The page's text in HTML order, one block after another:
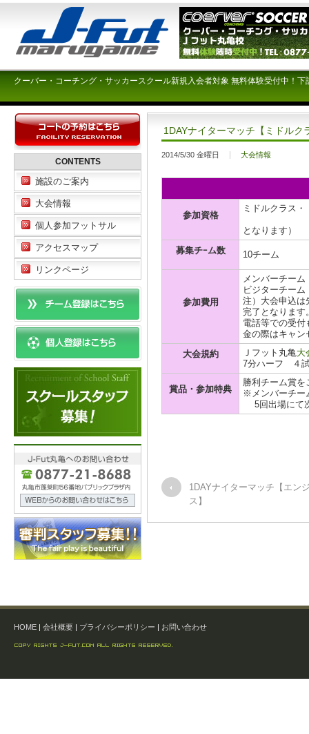
クーバー・コーチング・サッカースクール新規入会者対象 無料体験受付中！
1DAYナイターマッチ【ミドルク
2014/5/30 金曜日 大会情報
参加資格
ミドルクラス
となります）
募集チｰム数
10チーム
参加費用
メンバーチー
ビジターチー
注）大会申込は
完了となります
電話等での受
金の際はキャン
大会規約
Ｊフット丸亀 大
7分ハーフ ４
賞品・参加特典
勝利チーム賞
※メンバーチー
5回出場にて
1DAYナイターマッチ【エン
ス】
CONTENTS
施設のご案内
大会情報
個人参加フットサル
アクセスマップ
リンクページ
HOME | 会社概要 | プライバシーポリシー | お問い合わせ